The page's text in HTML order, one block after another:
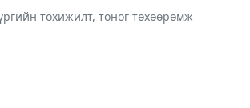
тохижилт, тоног төхөөрөмж